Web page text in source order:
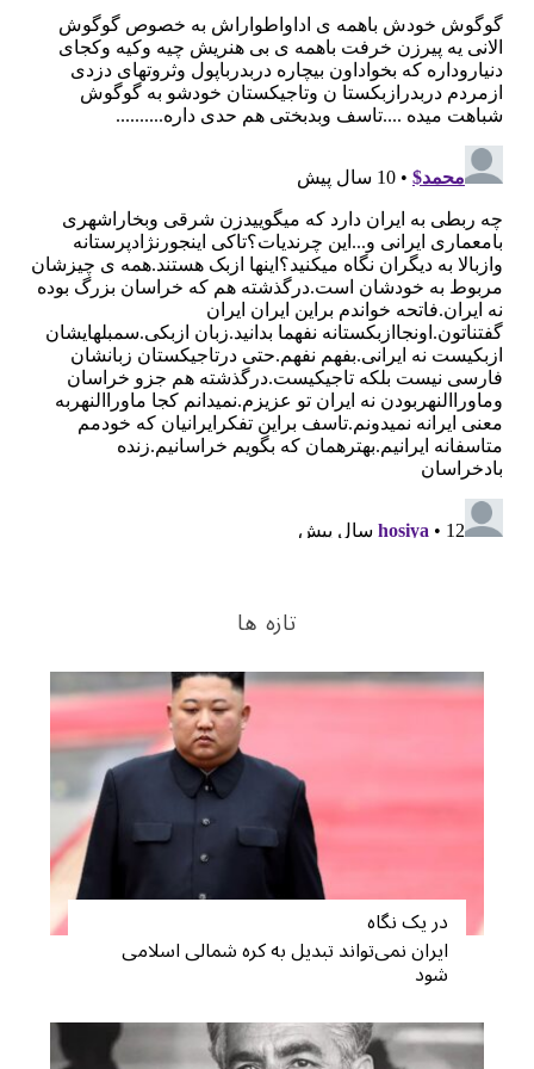
تازه ها
در یک نگاه
ایران نمی‌تواند تبدیل به کره شمالی اسلامی
شود